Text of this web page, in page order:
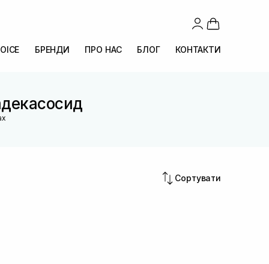
БРЕНДИ ПРО НАС БЛОГ КОНТАКТИ
Сортувати